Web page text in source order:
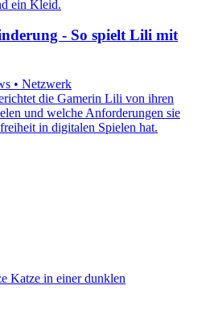
- So spielt Lili mit
• Netzwerk
die Gamerin Lili von ihren
und welche Anforderungen sie
in digitalen Spielen hat.